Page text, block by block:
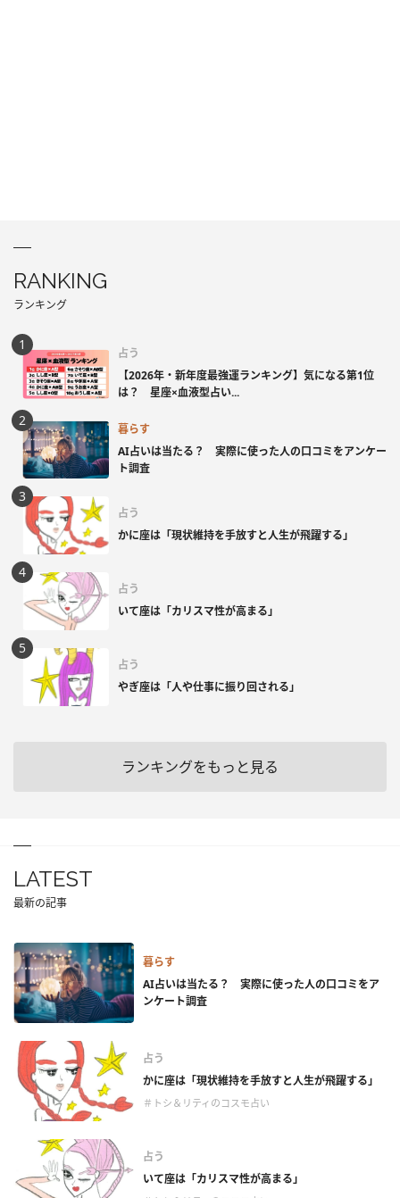
RANKING
ランキング
占う
【2026年・新年度最強運ランキング】気になる第1位
は？ 星座×血液型占い...
暮らす
AI占いは当たる？ 実際に使った人の口コミをアンケー
ト調査
占う
かに座は「現状維持を手放すと人生が飛躍する」
占う
いて座は「カリスマ性が高まる」
占う
やぎ座は「人や仕事に振り回される」
ランキングをもっと見る
LATEST
最新の記事
暮らす
AI占いは当たる？ 実際に使った人の口コミをア
ンケート調査
占う
かに座は「現状維持を手放すと人生が飛躍する」
＃トシ＆リティのコスモ占い
占う
いて座は「カリスマ性が高まる」